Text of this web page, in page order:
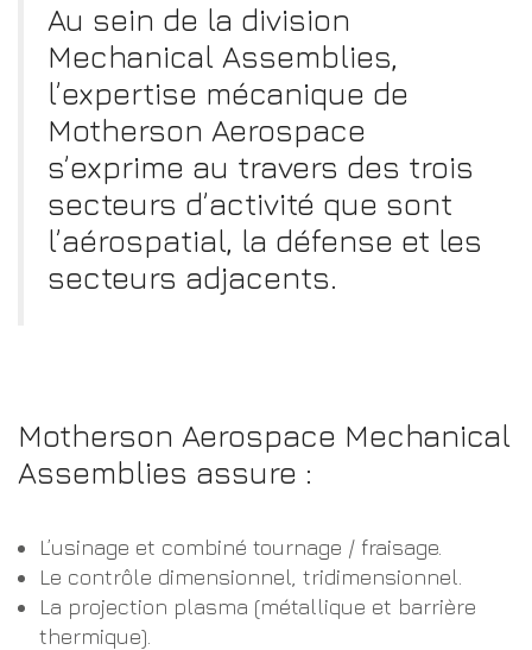
Au sein de la division
Mechanical Assemblies,
l’expertise mécanique de
Motherson Aerospace
s’exprime au travers des trois
secteurs d’activité que sont
l’aérospatial, la défense et les
secteurs adjacents.
Motherson Aerospace Mechanical
Assemblies assure :
L’usinage et combiné tournage / fraisage.
Le contrôle dimensionnel, tridimensionnel.
La projection plasma (métallique et barrière
thermique).